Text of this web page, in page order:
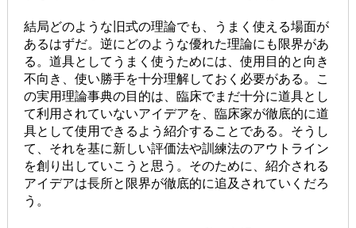
結局どのような旧式の理論でも、うまく使える場面が
あるはずだ。逆にどのような優れた理論にも限界があ
る。道具としてうまく使うためには、使用目的と向き
不向き、使い勝手を十分理解しておく必要がある。こ
の実用理論事典の目的は、臨床でまだ十分に道具とし
て利用されていないアイデアを、臨床家が徹底的に道
具として使用できるよう紹介することである。そうし
て、それを基に新しい評価法や訓練法のアウトライン
を創り出していこうと思う。そのために、紹介される
アイデアは長所と限界が徹底的に追及されていくだろ
う。